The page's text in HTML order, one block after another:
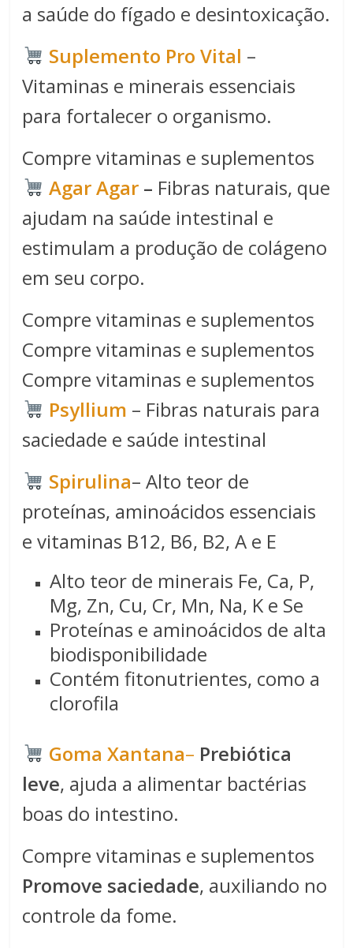
a saúde do fígado e desintoxicação.
Suplemento Pro Vital –
Vitaminas e minerais essenciais
para fortalecer o organismo.
Compre vitaminas e suplementos
Agar Agar– Fibras naturais, que
ajudam na saúde intestinal e
estimulam a produção de colágeno
em seu corpo.
Compre vitaminas e suplementos
Compre vitaminas e suplementos
Compre vitaminas e suplementos
Psyllium – Fibras naturais para
saciedade e saúde intestinal
Spirulina​– Alto teor de
proteínas, aminoácidos essenciais
e vitaminas B12, B6, B2, A e E
Alto teor de minerais Fe, Ca, P,
Mg, Zn, Cu, Cr, Mn, Na, K e Se
Proteínas e aminoácidos de alta
biodisponibilidade
Contém fitonutrientes, como a
clorofila
​​Goma Xantana​– Prebiótica
leve, ajuda a alimentar bactérias
boas do intestino.
Compre vitaminas e suplementos
Promove saciedade, auxiliando no
controle da fome.